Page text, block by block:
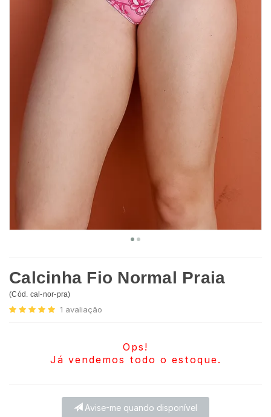
Calcinha Fio Normal Praia
(Cód. cal-nor-pra)
1 avaliação
Ops!
Já vendemos todo o estoque.
Avise-me quando disponível